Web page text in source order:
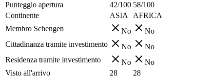
Punteggio apertura
42/100 58/100
Continente
ASIA
AFRICA
Membro Schengen
No
No
Cittadinanza tramite investimento
No
No
Residenza tramite investimento
No
No
Visto all'arrivo
28
28